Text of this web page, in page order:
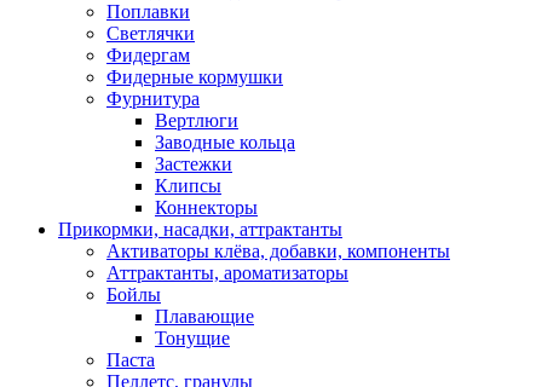
Поплавки
Светлячки
Фидергам
Фидерные кормушки
Фурнитура
Вертлюги
Заводные кольца
Застежки
Клипсы
Коннекторы
Прикормки, насадки, аттрактанты
Активаторы клёва, добавки, компоненты
Аттрактанты, ароматизаторы
Бойлы
Плавающие
Тонущие
Паста
Пеллетс, гранулы